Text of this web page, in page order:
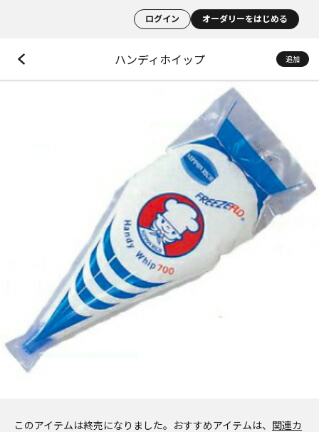
ログイン オーダリーをはじめる
ハンディホイップ 追加
このアイテムは終売になりました。 おすすめアイテムは、 関連カ